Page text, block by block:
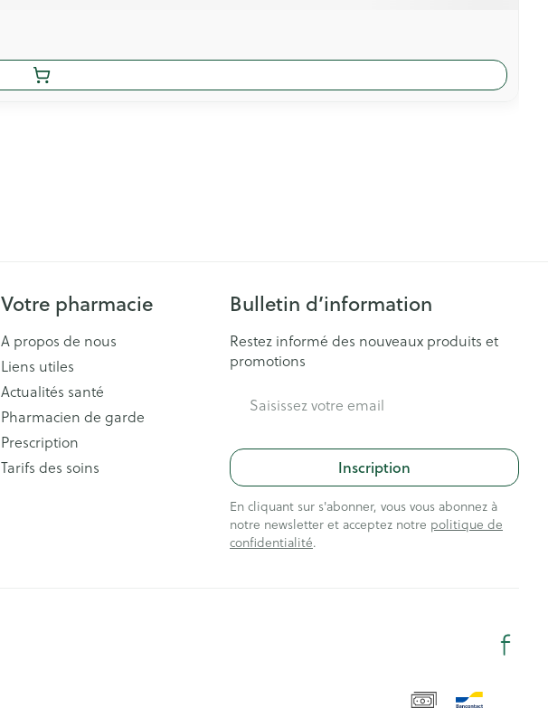
Votre pharmacie
A propos de nous
Liens utiles
Actualités santé
Pharmacien de garde
Prescription
Tarifs des soins
Bulletin d’information
Restez informé des nouveaux produits et
promotions
Inscription
En cliquant sur s'abonner, vous vous abonnez à
notre newsletter et acceptez notre politique de
confidentialité.